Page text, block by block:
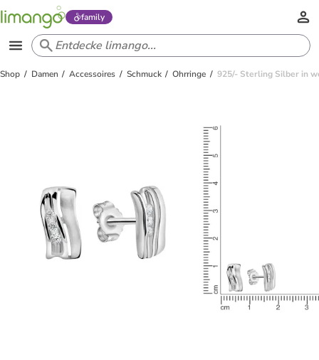
family
Shop Damen Accessoires Schmuck Ohrringe 925/- Sterling Silber in